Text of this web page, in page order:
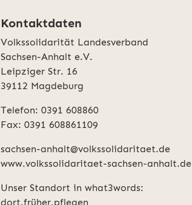
Kontaktdaten
Volkssolidarität Landesverband
Sachsen-Anhalt e.V.
Leipziger Str. 16
39112 Magdeburg
Telefon: 0391 608860
Fax: 0391 608861109
sachsen-anhalt@volkssolidaritaet.de
www.volkssolidaritaet-sachsen-anhalt.de
Unser Standort in what3words:
dort.früher.pflegen